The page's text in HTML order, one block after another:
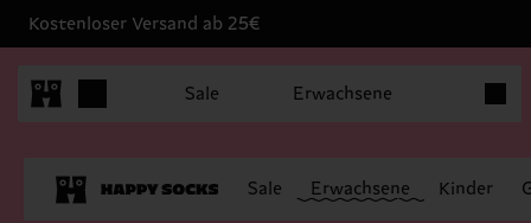
Kostenloser Versand ab 25€
Sale Erwachsene
Sale Erwachsene Kinder